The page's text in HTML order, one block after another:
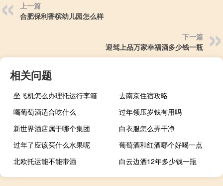
上一篇
合肥保利香槟幼儿园怎么样
下一篇
迎驾上品万家幸福酒多少钱一瓶
相关问题
坐飞机怎么办理托运行李箱
去南京住宿攻略
喝葡萄酒适合吃什么
过年领压岁钱有用吗
新世界酒店属于哪个集团
白衣服怎么弄干净
过年了应该买什么水果呢
葡萄酒和红酒哪个好喝一点
北欧托运能不能带酒
白云边酒12年多少钱一瓶